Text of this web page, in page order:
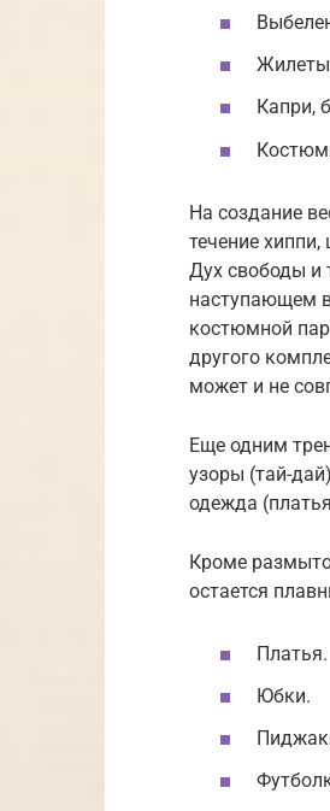
Жилеты
Капри,
На создание
течение
Дух свободы и
наступающем
костюмной
другого
может и не
Еще одним
узоры (тай-
одежда
Кроме
остается
Платья.
Юбки.